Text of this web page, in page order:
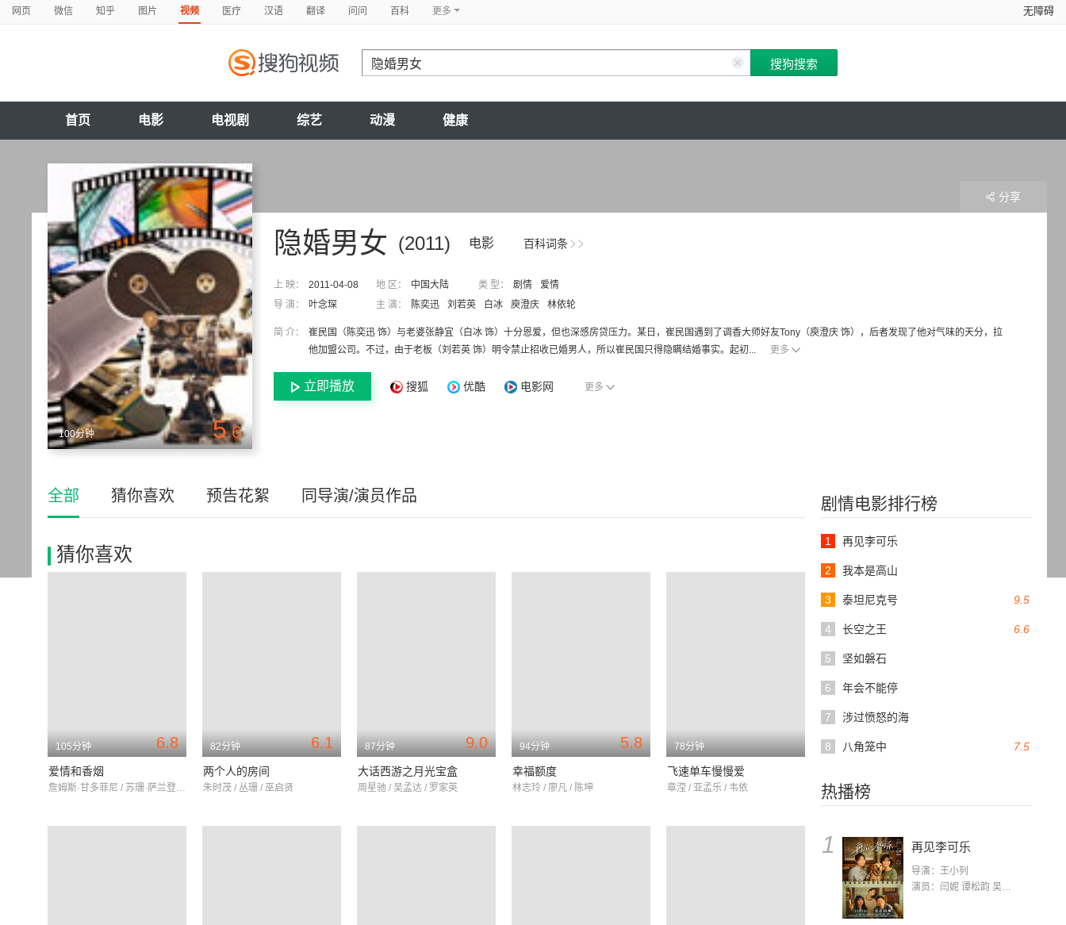
网页 微信 知乎 图片 视频 医疗 汉语 翻译 问问 百科 更多 无障碍
首页 电影 电视剧 综艺 动漫 健康
100分钟 5.6
百科词条
(2011) 电影
隐婚男女
上 映： 2011-04-08 地 区： 中国大陆 类 型： 剧情
爱情
导 演：
叶念琛 主 演： 陈奕迅 刘若英 白冰 庾澄庆 林依轮
简 介：
崔民国（陈奕迅 饰）与老婆张静宜（白冰 饰）十分恩爱，但也深感房贷压力。某日，崔民国遇到了调香大师好友Tony（庾澄庆 饰），后者发现了他对气味的天分，拉
他加盟公司。不过，由于老板（刘若英 饰）明令禁止招收已婚男人，所以崔民国只得隐瞒结婚事实。起初...
更多
立即播放 搜狐 优酷 电影网 更多
分享
剧情电影排行榜
1 再见李可乐
2 我本是高山
9.5
3 泰坦尼克号
6.6
4 长空之王
5 坚如磐石
6 年会不能停
7 涉过愤怒的海
7.5
8 八角笼中
热播榜
1 再见李可乐
导演：王小列
演员：闫妮 谭松韵 吴京 蒋龙 赵小棠 冯雷 李虎城 平安 小七 小可乐
全部 猜你喜欢 预告花絮 同导演/演员作品
猜你喜欢
6.8
105分钟
爱情和香烟
詹姆斯·甘多菲尼 / 苏珊·萨兰登 / 凯特·温斯莱特
6.1
82分钟
两个人的房间
朱时茂 / 丛珊 / 巫启贤
9.0
87分钟
大话西游之月光宝盒
周星驰 / 吴孟达 / 罗家英
5.8
94分钟
幸福额度
林志玲 / 廖凡 / 陈坤
78分钟
飞速单车慢慢爱
章滢 / 亚孟乐 / 韦依